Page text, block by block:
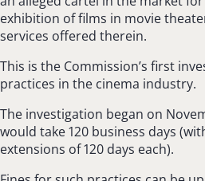
exhibition of films in movie
services offered therein.
This is the Commission’s first
practices in the cinema industry.
The investigation began on
would take 120 business days
extensions of 120 days each).